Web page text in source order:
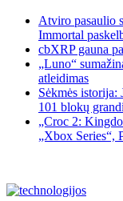
Atviro pasaulio
Immortal
cbXRP gauna
„Luno“
atleidimas
Sėkmės istorija:
101 blokų
„Croc 2:
„Xbox Series“,